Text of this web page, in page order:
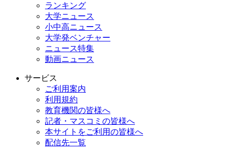
ランキング
大学ニュース
小中高ニュース
大学発ベンチャー
ニュース特集
動画ニュース
サービス
ご利用案内
利用規約
教育機関の皆様へ
記者・マスコミの皆様へ
本サイトをご利用の皆様へ
配信先一覧